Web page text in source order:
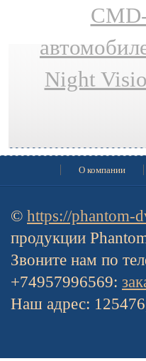
Night
О компании
© https://phantom-
продукции
Звоните нам по
+74957996569:
Наш адрес: